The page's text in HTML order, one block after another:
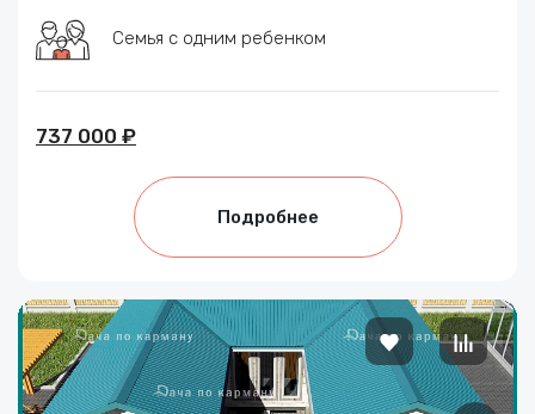
Семья с одним ребенком
737 000 ₽
Подробнее